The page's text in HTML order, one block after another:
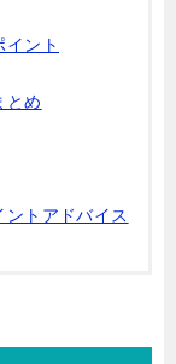
ント
とめ
トアドバイス